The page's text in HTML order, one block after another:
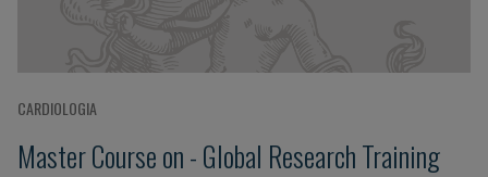
CARDIOLOGIA
Master Course on - Global Research Training